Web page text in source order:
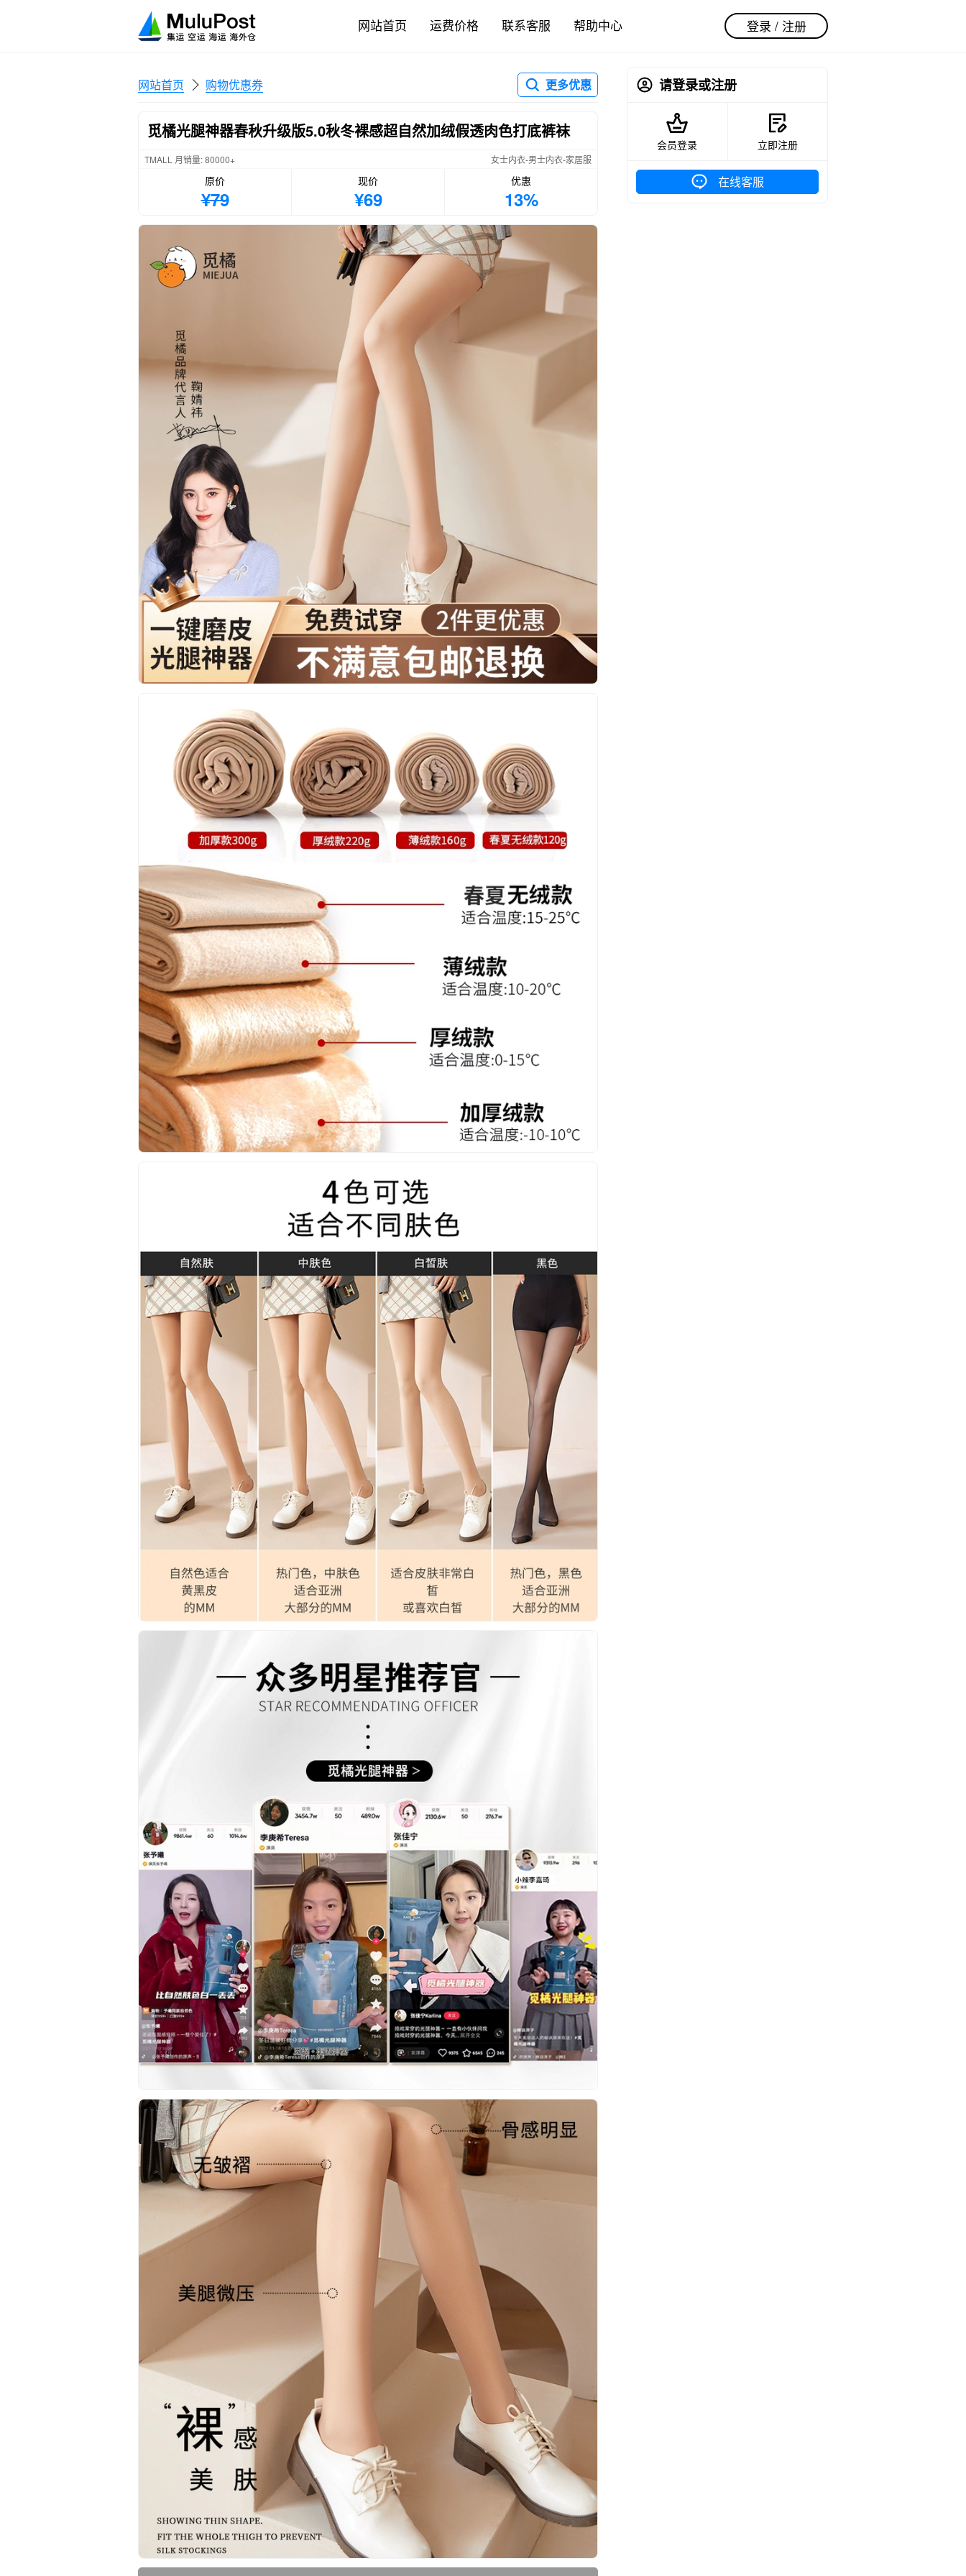
网站首页 运费价格 联系客服 帮助中心 登录 / 注册
网站首页 购物优惠券 更多优惠
觅橘光腿神器春秋升级版5.0秋冬裸感超自然加绒假透肉色打底裤袜
TMALL 月销量: 80000+ 女士内衣-男士内衣-家居服
原价
¥79
现价
¥69
优惠
13%
请登录或注册
会员登录 立即注册
在线客服